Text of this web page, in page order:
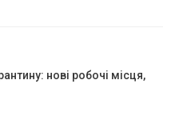
нові робочі місця,